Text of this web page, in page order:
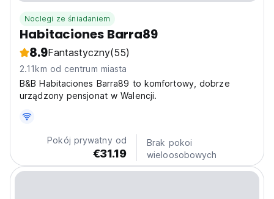
Noclegi ze śniadaniem
Habitaciones Barra89
8.9Fantastyczny(55)
2.11km od centrum miasta
B&B Habitaciones Barra89 to komfortowy, dobrze
urządzony pensjonat w Walencji.
Pokój prywatny od
€31.19
Brak pokoi
wieloosobowych